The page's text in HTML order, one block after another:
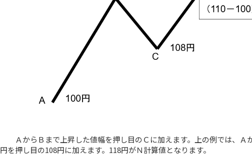
ＡからＢまで上昇した値幅を押し目のＣに加えます。上の例では、Ａ
円を押し目の108円に加えます。118円がＮ計算値となります。